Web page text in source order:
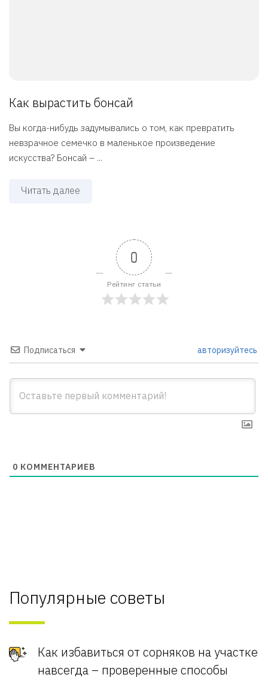
Как вырастить бонсай
Вы когда-нибудь задумывались о том, как превратить
невзрачное семечко в маленькое произведение
искусства? Бонсай – ...
Читать далее
0
Рейтинг статьи
Подписаться авторизуйтесь
0 КОММЕНТАРИЕВ
Популярные советы
Как избавиться от сорняков на участке
навсегда – проверенные способы